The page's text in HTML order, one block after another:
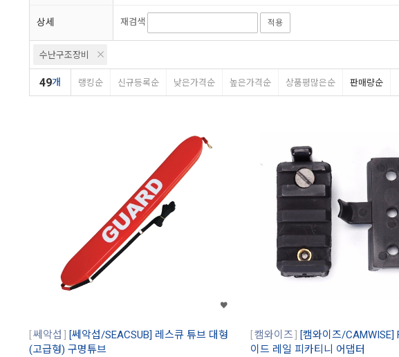
아르곤 보트코리아 티글리오
상세 재검색 적용
수난구조장비
49개 랭킹순 신규등록순 낮은가격순 높은가격순 상품평많은순 판매량순
쎄악섭
[쎄악섭/SEACSUB] 레스큐 튜브 대형
(고급형) 구명튜브
캠와이즈
[캠와이즈/CAMWISE]
이드 레일 피카티니 어댑터